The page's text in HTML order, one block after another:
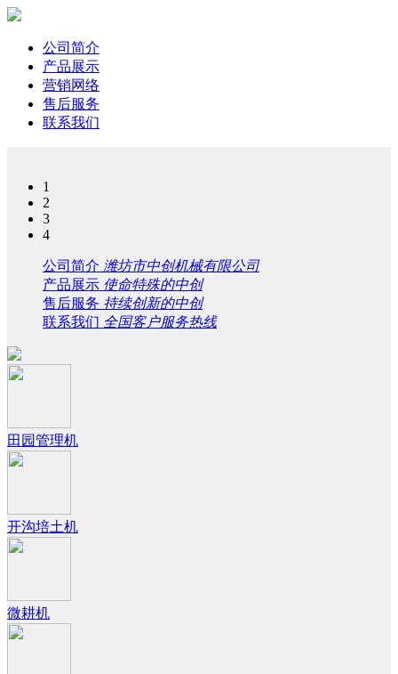
公司简介
产品展示
营销网络
售后服务
联系我们
1
2
3
4
公司简介 潍坊市中创机械有限公司
产品展示 使命特殊的中创
售后服务 持续创新的中创
联系我们 全国客户服务热线
田园管理机
开沟培土机
微耕机